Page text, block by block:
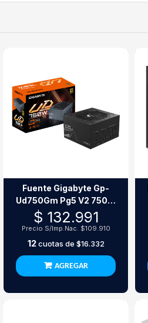
Fuente Gigabyte Gp-
Ud750Gm Pg5 V2 750W
80+ Gold Modular
$ 132.991
Precio S/Imp.Nac. $109.910
12cuotas de $16.332
AGREGAR